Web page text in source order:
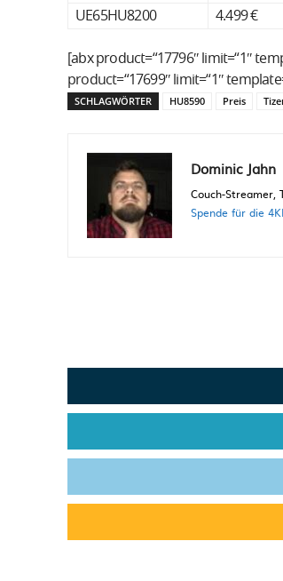
UE65HU8200
4.499 €
[abx product=“17796″ limit=“1″
product=“17699″ limit=“1″
SCHLAGWÖRTER HU8590 Preis
Dominic Jahn
Couch-Streamer,
Spende für die